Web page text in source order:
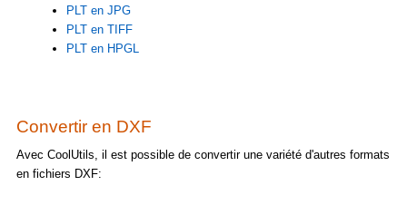
PLT en JPG
PLT en TIFF
PLT en HPGL
Convertir en DXF
Avec CoolUtils, il est possible de convertir une variété d'autres formats
en fichiers DXF: